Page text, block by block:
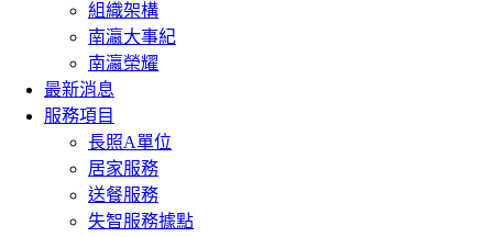
組織架構
南瀛大事紀
南瀛榮耀
最新消息
服務項目
長照A單位
居家服務
送餐服務
失智服務據點